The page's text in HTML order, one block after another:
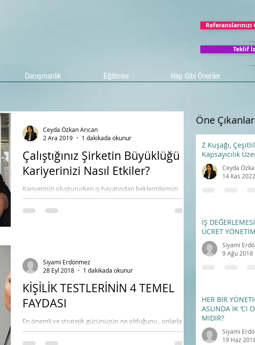
Teklif
Danışmanlık Eğitimler Hap Gibi Öneriler
Çalıştığınız Şirketin Büyüklüğü
Kariyerinizi Nasıl Etkiler?
Kariyerinizi oluştururken iş hayatından beklentilerinizi
düşünüp karar almanız gerekir. Hangi rol için uygun
olduğunuz? Bu rolün...
Ceyda Özkan Arıcan
2 Ara 2019
1 dakikada okunur
KİŞİLİK TESTLERİNİN 4 TEMEL
FAYDASI
En önemli ve stratejik gücünüzün ne olduğunu , onlarla
neler yapabileceğinizi biliyor musunuz? Firmanızın ve sizin
ulaşmak istediğiniz...
Siyami Erdönmez
28 Eyl 2018
1 dakikada okunur
Öne Çıkanlar
Z Kuşağı,
Kapsayıcılık
Ceyda
14 Kas 2022
İŞ
ÜCRET
Siyami
9 Ağu 2018
HER BİR
ASLINDA İK ‘CI
MIDIR?
Siyami
19 Haz